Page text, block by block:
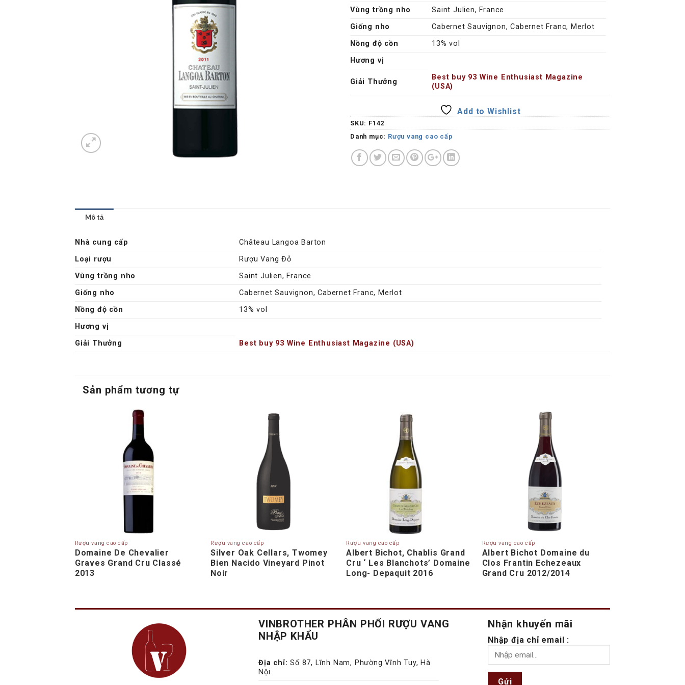
Vùng trồng nho
Saint Julien, France
Giống nho
Cabernet Sauvignon, Cabernet Franc, Merlot
Nồng độ cồn
13% vol
Hương vị
Giải Thưởng
Best buy 93 Wine Enthusiast Magazine
(USA)
Add to Wishlist
SKU: F142
Danh mục: Rượu vang cao cấp
Mô tả
Nhà cung cấp
Château Langoa Barton
Loại rượu
Rượu Vang Đỏ
Vùng trồng nho
Saint Julien, France
Giống nho
Cabernet Sauvignon, Cabernet Franc, Merlot
Nồng độ cồn
13% vol
Hương vị
Giải Thưởng
Best buy 93 Wine Enthusiast Magazine (USA)
Sản phẩm tương tự
Rượu vang cao cấp
Domaine De Chevalier
Graves Grand Cru Classé
2013
Rượu vang cao cấp
Silver Oak Cellars, Twomey
Bien Nacido Vineyard Pinot
Noir
Rượu vang cao cấp
Albert Bichot, Chablis Grand
Cru ‘ Les Blanchots’ Domaine
Long- Depaquit 2016
Rượu vang cao cấp
Albert Bichot Domaine du
Clos Frantin Echezeaux
Grand Cru 2012/2014
VINBROTHER PHÂN PHỐI RƯỢU VANG
NHẬP KHẨU
Địa chỉ: Số 87, Lĩnh Nam, Phường Vĩnh Tuy, Hà
Nội
Nhận khuyến mãi
Nhập địa chỉ email :
Gửi